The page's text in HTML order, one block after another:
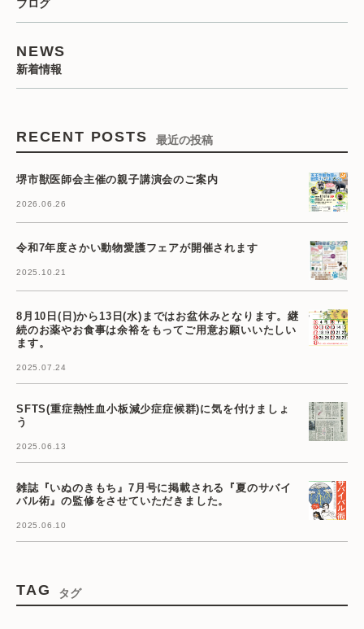
ブログ
NEWS
新着情報
RECENT POSTS 最近の投稿
堺市獣医師会主催の親子講演会のご案内
2026.06.26
令和7年度さかい動物愛護フェアが開催されます
2025.10.21
8月10日(日)から13日(水)まではお盆休みとなります。継
続のお薬やお食事は余裕をもってご用意お願いいたしい
ます。
2025.07.24
SFTS(重症熱性血小板減少症症候群)に気を付けましょ
う
2025.06.13
雑誌『いぬのきもち』7月号に掲載される『夏のサバイ
バル術』の監修をさせていただきました。
2025.06.10
TAG タグ